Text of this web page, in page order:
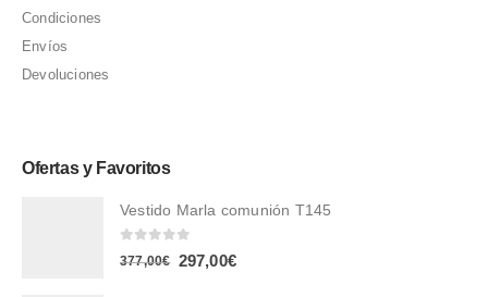
Condiciones
Envíos
Devoluciones
Ofertas y Favoritos
Vestido Marla comunión T145
out of 5
377,00€ 297,00€